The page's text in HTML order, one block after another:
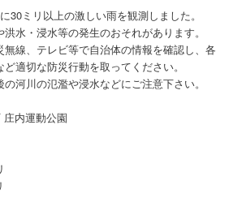
30ミリ以上の激しい雨を観測しました。
水・浸水等の発生のおそれがあります。
無線、テレビ等で自治体の情報を確認し、各
適切な防災行動を取ってください。
河川の氾濫や浸水などにご注意下さい。
内運動公園